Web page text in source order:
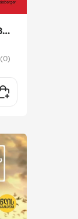
ეშმაკს აცვია პრადა
(0)